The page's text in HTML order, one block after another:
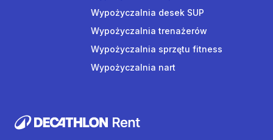
Wypożyczalnia desek SUP
Wypożyczalnia trenażerów
Wypożyczalnia sprzętu fitness
Wypożyczalnia nart